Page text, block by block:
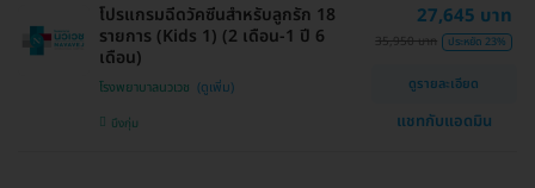
โปรแกรมฉีดวัคซีนสำหรับลูกรัก 18
รายการ (Kids 1) (2 เดือน-1 ปี 6
เดือน)
โรงพยาบาลนวเวช
บึงกุ่ม
27,645 บาท
35,950 บาท ประหยัด 23%
ดูรายละเอียด
แชทกับแอดมิน